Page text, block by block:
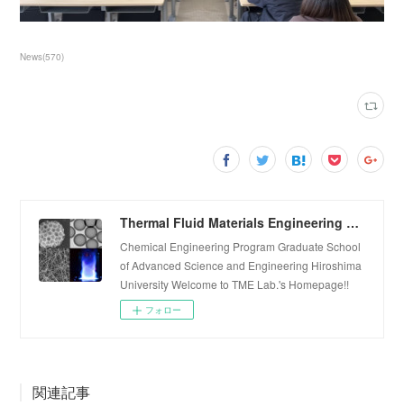
News(570)
Thermal Fluid Materials Engineering Laboratory
Chemical Engineering Program Graduate School
of Advanced Science and Engineering Hiroshima
University Welcome to TME Lab.'s Homepage!!
フォロー
関連記事